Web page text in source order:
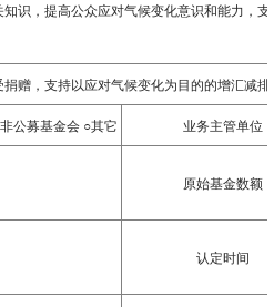
知识，提高公众应对气候变化意识和能力，
捐赠，支持以应对气候变化为目的的增汇减
公募基金会 ○其它 业务主管单位
原始基金数额
认定时间